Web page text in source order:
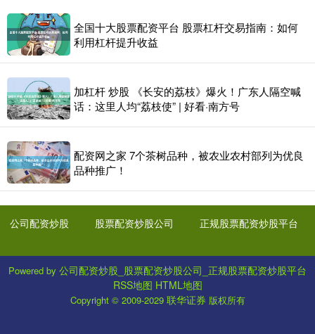
全国十大股票配资平台 股票杠杆交易指南：如何
利用杠杆提升收益
加杠杆 炒股 《长安的荔枝》爆火！广东人隔空喊
话：这里人均“荔枝使” | 好看·南方号
配资网之家 7个茶树品种，被农业农村部列为优良
品种推广！
公司配资炒股 股票配资炒股公司 正规股票配资炒股平台
Powered by 公司配资炒股_股票配资炒股公司_正规股票配资炒股平台
RSS地图 HTML地图
Copyright © 2009-2029 联华证券 版权所有